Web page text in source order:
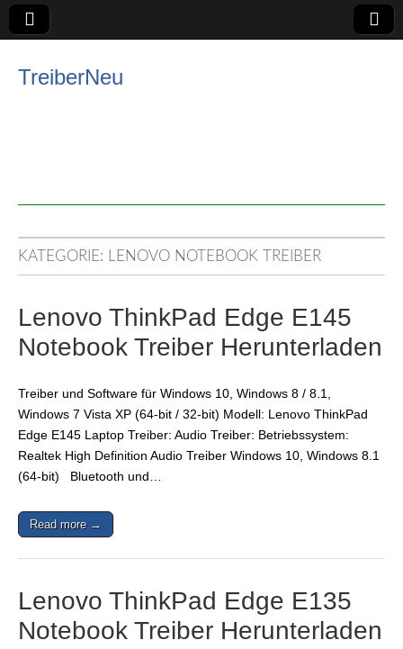
TreiberNeu
KATEGORIE: LENOVO NOTEBOOK TREIBER
Lenovo ThinkPad Edge E145
Notebook Treiber Herunterladen
Treiber und Software für Windows 10, Windows 8 / 8.1,
Windows 7 Vista XP (64-bit / 32-bit) Modell: Lenovo ThinkPad
Edge E145 Laptop Treiber: Audio Treiber: Betriebssystem:
Realtek High Definition Audio Treiber Windows 10, Windows 8.1
(64-bit) Bluetooth und…
Read more →
Lenovo ThinkPad Edge E135
Notebook Treiber Herunterladen